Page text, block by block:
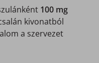
100 mg
kivonatból
a szervezet